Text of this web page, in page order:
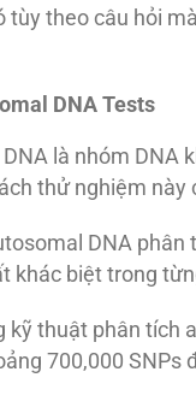
tùy theo câu hỏi
DNA Tests
là nhóm DNA
thử nghiệm này
DNA
khác biệt trong
kỹ thuật phân tích
700,000 SNPs